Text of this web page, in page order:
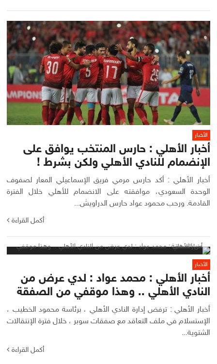
الأخبار
أخبار الأهلي : حارس المنتخب يوافق على
الإنضمام للنادي الأهلي ولكن بشرط !
أخبار الأهلي : أكد حارس مرمي فريق الإسماعيلي المعار لصفوف
الوحدة السعودي، موافقته على الانضمام للأهلي خلال الفترة
القادمة. ورحب محمود عواد حارس الدراويش...
أكمل القراءة
الأخبار
أخبار الأهلي : محمد عواد : لدي عرض من
النادي الأهلي .. وهذا موقفي من الصفقة
أخبار الأهلي : ترفض إدارة النادي الأهلي ، برئاسة محمود الخطيب ،
الإستسلام في ملف التعاقد مع صفقات سوبر ، خلال فترة الإنتقالات
الشتوية...
أكمل القراءة